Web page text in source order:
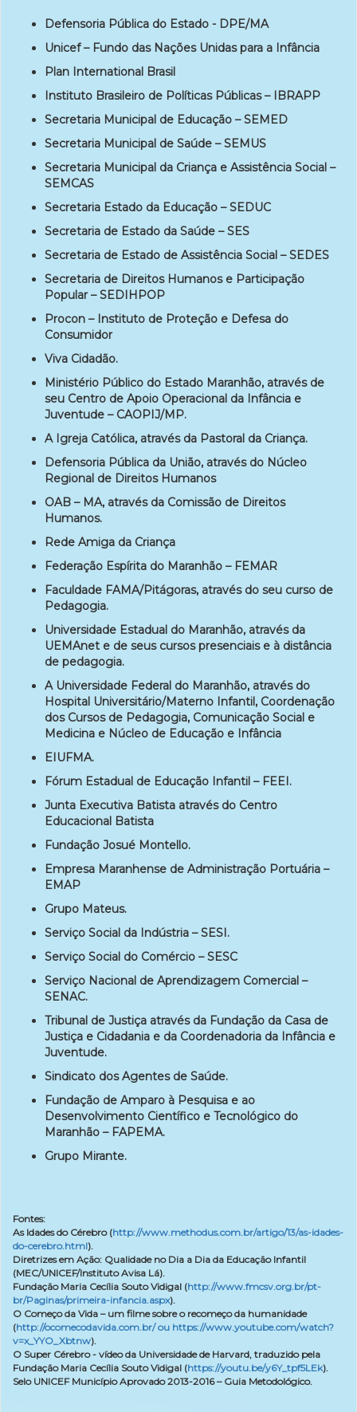
Defensoria Pública do Estado - DPE/MA
Unicef – Fundo das Nações Unidas para a Infância
Plan International Brasil
Instituto Brasileiro de Políticas Públicas – IBRAPP
Secretaria Municipal de Educação – SEMED
Secretaria Municipal de Saúde – SEMUS
Secretaria Municipal da Criança e Assistência Social –
SEMCAS
Secretaria Estado da Educação – SEDUC
Secretaria de Estado da Saúde – SES
Secretaria de Estado de Assistência Social – SEDES
Secretaria de Direitos Humanos e Participação
Popular – SEDIHPOP
Procon – Instituto de Proteção e Defesa do
Consumidor
Viva Cidadão.
Ministério Público do Estado Maranhão, através de
seu Centro de Apoio Operacional da Infância e
Juventude – CAOPIJ/MP.
A Igreja Católica, através da Pastoral da Criança.
Defensoria Pública da União, através do Núcleo
Regional de Direitos Humanos
OAB – MA, através da Comissão de Direitos
Humanos.
Rede Amiga da Criança
Federação Espírita do Maranhão – FEMAR
Faculdade FAMA/Pitágoras, através do seu curso de
Pedagogia.
Universidade Estadual do Maranhão, através da
UEMAnet e de seus cursos presenciais e à distância
de pedagogia.
A Universidade Federal do Maranhão, através do
Hospital Universitário/Materno Infantil, Coordenação
dos Cursos de Pedagogia, Comunicação Social e
Medicina e Núcleo de Educação e Infância
EIUFMA.
Fórum Estadual de Educação Infantil – FEEI.
Junta Executiva Batista através do Centro
Educacional Batista
Fundação Josué Montello.
Empresa Maranhense de Administração Portuária –
EMAP
Grupo Mateus.
Serviço Social da Indústria – SESI.
Serviço Social do Comércio – SESC
Serviço Nacional de Aprendizagem Comercial –
SENAC.
Tribunal de Justiça através da Fundação da Casa de
Justiça e Cidadania e da Coordenadoria da Infância e
Juventude.
Sindicato dos Agentes de Saúde.
Fundação de Amparo à Pesquisa e ao
Desenvolvimento Científico e Tecnológico do
Maranhão – FAPEMA.
Grupo Mirante.
Fontes:
As Idades do Cérebro (http://www.methodus.com.br/artigo/13/as-idades-
do-cerebro.html).
Diretrizes em Ação: Qualidade no Dia a Dia da Educação Infantil
(MEC/UNICEF/Instituto Avisa Lá).
Fundação Maria Cecília Souto Vidigal (http://www.fmcsv.org.br/pt-
br/Paginas/primeira-infancia.aspx).
O Começo da Vida – um filme sobre o recomeço da humanidade
(http://ocomecodavida.com.br/ ou https://www.youtube.com/watch?
v=x_YYO_Xbtnw).
O Super Cérebro - vídeo da Universidade de Harvard, traduzido pela
Fundação Maria Cecília Souto Vidigal (https://youtu.be/y6Y_tpf5LEk).
Selo UNICEF Município Aprovado 2013-2016 – Guia Metodológico.